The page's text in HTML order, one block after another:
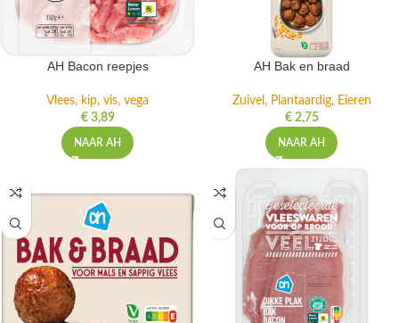
AH Bacon reepjes
Vlees, kip, vis, vega
€3,89
NAAR AH
AH Bak en braad
Zuivel, Plantaardig, Eieren
€2,75
NAAR AH